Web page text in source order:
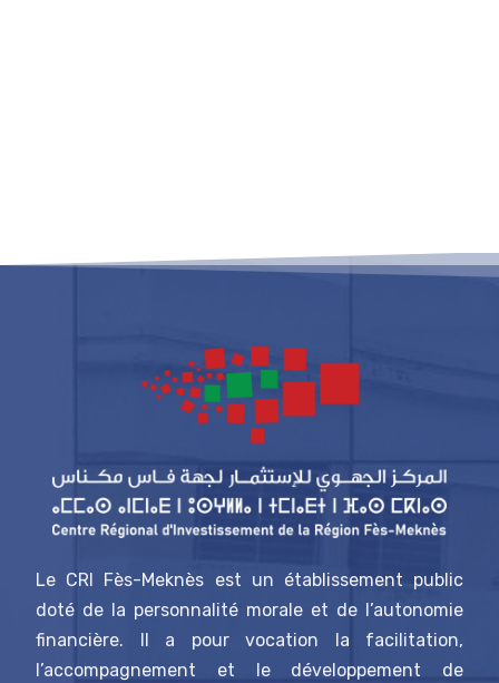
Le CRI Fès-Meknès est un établissement public
doté de la personnalité morale et de l’autonomie
financière. Il a pour vocation la facilitation,
l’accompagnement et le développement de